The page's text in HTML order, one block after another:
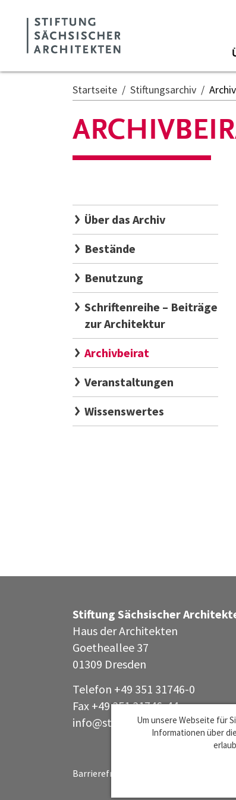
Startseite Stiftungsarchiv
Über das Archiv
Bestände
Benutzung
Schriftenreihe – Beiträge
zur Architektur
Archivbeirat
Veranstaltungen
Wissenswertes
Stiftung Sächsischer
Haus der Architekten
Goetheallee 37
01309 Dresden
Telefon +49 351 31746-0
Fax +49 351 31746-44
info@stiftung-saechsischer-
Barrierefreiheit
Um unsere Webseite für
Informationen über